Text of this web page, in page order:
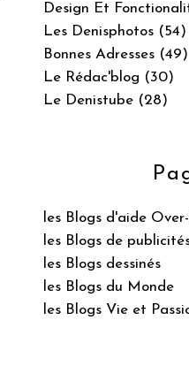
Design Et
Les Denisphotos (54)
Bonnes Adresses (49)
Le Rédac'blog (30)
Le Denistube (28)
les Blogs d'aide
les Blogs de
les Blogs dessinés
les Blogs du Monde
les Blogs Vie et